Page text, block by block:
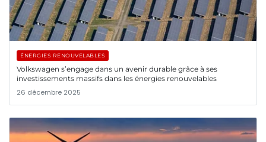
ÉNERGIES RENOUVELABLES
Volkswagen s’engage dans un avenir durable grâce à ses
investissements massifs dans les énergies renouvelables
26 décembre 2025